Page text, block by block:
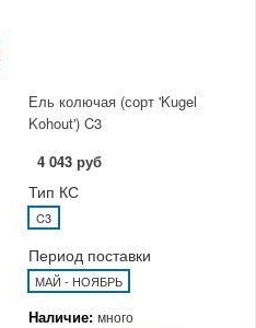
Ель колючая (сорт 'Kugel
Kohout') C3
4 043 руб
Тип КС
C3
Период поставки
МАЙ - НОЯБРЬ
Наличие: много